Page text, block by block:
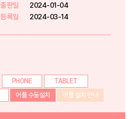
출판일
2024-01-04
등록일
2024-03-14
PHONE
TABLET
어플 수동설치 어플 설치 안내